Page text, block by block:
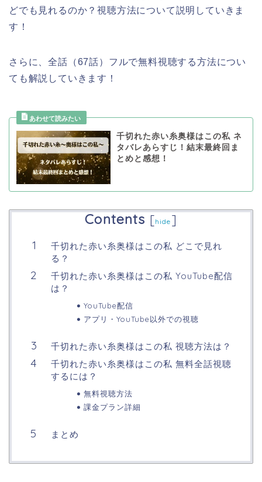
どでも見れるのか？視聴方法について説明していきま
す！
さらに、全話（67話）フルで無料視聴する方法につい
ても解説していきます！
千切れた赤い糸奥様はこの私 ネ
タバレあらすじ！結末最終回ま
とめと感想！
Contents [hide ]
千切れた赤い糸奥様はこの私 どこで見れ
る？
千切れた赤い糸奥様はこの私 YouTube配信
は？
YouTube配信
アプリ・YouTube以外での視聴
千切れた赤い糸奥様はこの私 視聴方法は？
千切れた赤い糸奥様はこの私 無料全話視聴
するには？
無料視聴方法
課金プラン詳細
まとめ